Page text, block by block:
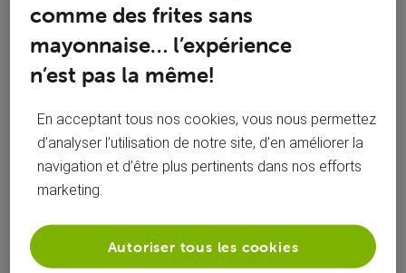
comme des frites sans
mayonnaise… l’expérience
n’est pas la même!
En acceptant tous nos cookies, vous nous permettez
d’analyser l’utilisation de notre site, d’en améliorer la
navigation et d’être plus pertinents dans nos efforts
marketing.
Autoriser tous les cookies